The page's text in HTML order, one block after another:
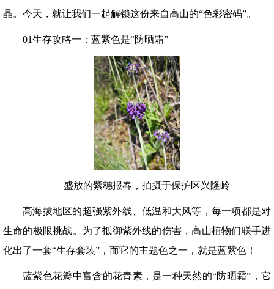
晶。今天，就让我们一起解锁这份来自高山的“色彩密码”。
01生存攻略一：蓝紫色是“防晒霜”
盛放的紫穗报春，拍摄于保护区兴隆岭
高海拔地区的超强紫外线、低温和大风等，每一项都是对
生命的极限挑战。为了抵御紫外线的伤害，高山植物们联手进
化出了一套“生存套装”，而它的主题色之一，就是蓝紫色！
蓝紫色花瓣中富含的花青素，是一种天然的“防晒霜”，它